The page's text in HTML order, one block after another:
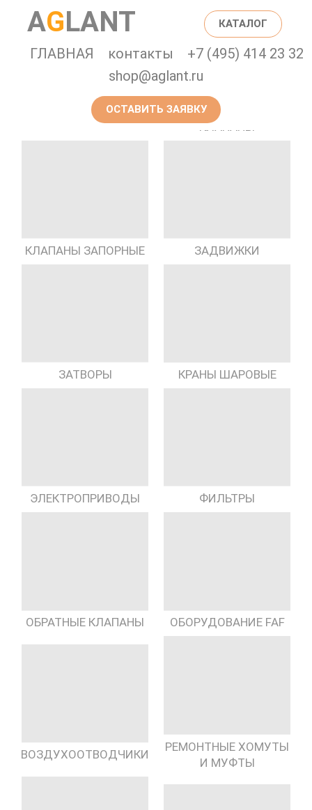
AGLANT КАТАЛОГ
ГЛАВНАЯ контакты
+7 (495) 414 23 32
shop@aglant.ru
ОСТАВИТЬ ЗАЯВКУ
ГИДРАНТЫ
ПРЕДОХРАНИТЕЛЬНЫЕ
КЛАПАНЫ
КЛАПАНЫ ЗАПОРНЫЕ ЗАДВИЖКИ
ЗАТВОРЫ КРАНЫ ШАРОВЫЕ
ЭЛЕКТРОПРИВОДЫ ФИЛЬТРЫ
ОБРАТНЫЕ КЛАПАНЫ ОБОРУДОВАНИЕ FAF
ВОЗДУХООТВОДЧИКИ
РЕМОНТНЫЕ ХОМУТЫ
И МУФТЫ